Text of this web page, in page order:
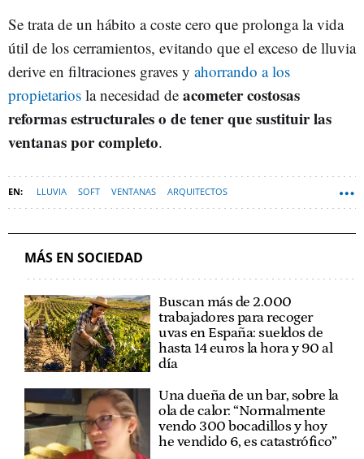
Se trata de un hábito a coste cero que prolonga la vida
útil de los cerramientos, evitando que el exceso de lluvia
derive en filtraciones graves y ahorrando a los
propietarios la necesidad de acometer costosas
reformas estructurales o de tener que sustituir las
ventanas por completo.
LLUVIA SOFT VENTANAS ARQUITECTOS
MÁS EN SOCIEDAD
Buscan más de 2.000
trabajadores para recoger
uvas en España: sueldos de
hasta 14 euros la hora y 90 al
día
Una dueña de un bar, sobre la
ola de calor: “Normalmente
vendo 300 bocadillos y hoy
he vendido 6, es catastrófico”